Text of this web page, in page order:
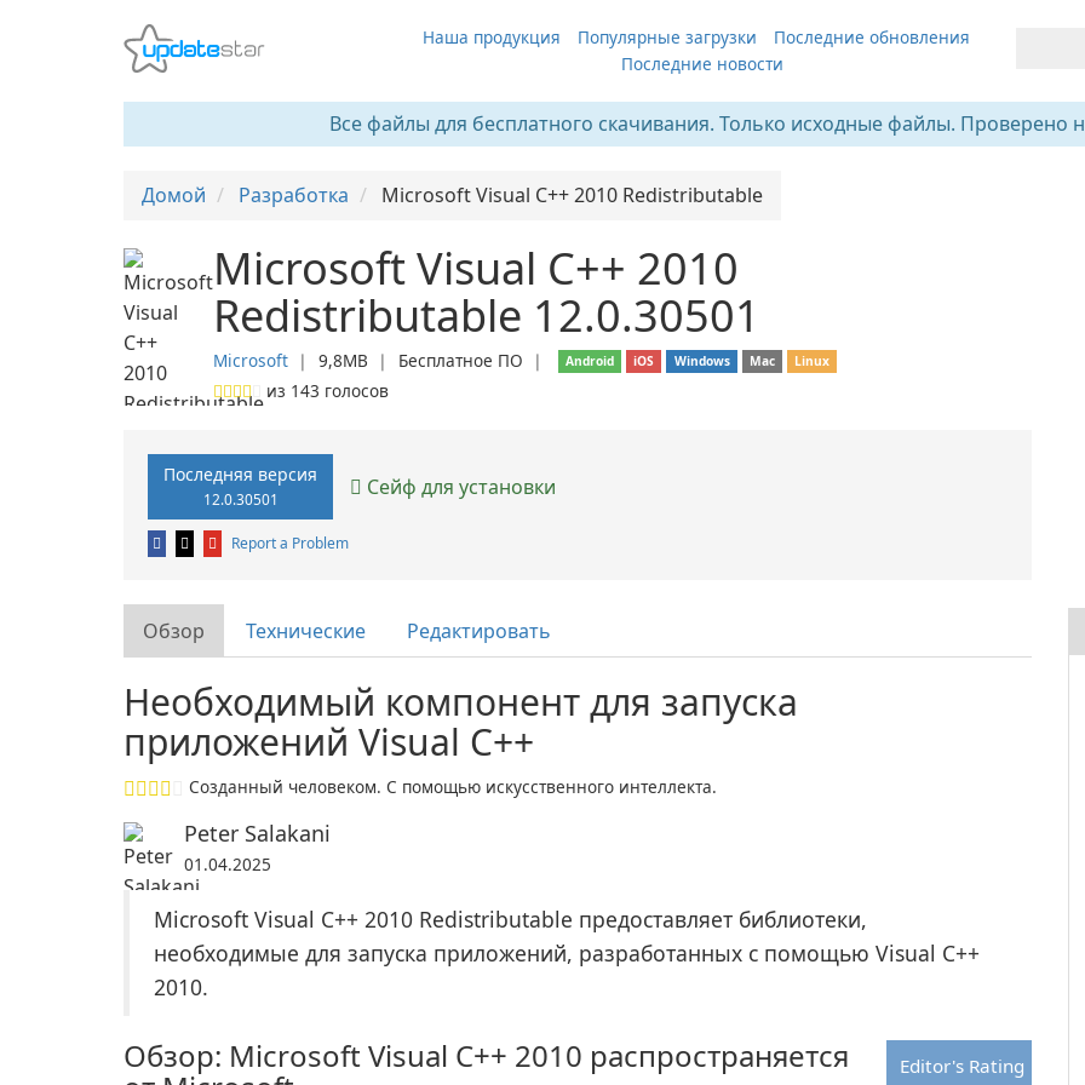
Наша продукция Популярные загрузки
Последние обновления
Последние новости
Все файлы для бесплатного скачивания. Только исходные файлы. Проверено
Домой Разработка Microsoft Visual C++ 2010 Redistributable
Microsoft Visual C++ 2010
Redistributable 12.0.30501
Microsoft ❘ 9,8MB ❘ Бесплатное ПО ❘ Android iOS Windows Mac Linux
из 143 голосов
Последняя версия
12.0.30501 Сейф для установки
Report a Problem
Обзор Технические Редактировать
Необходимый компонент для запуска
приложений Visual C++
Созданный человеком. С помощью искусственного интеллекта.
Peter Salakani
01.04.2025
Microsoft Visual C++ 2010 Redistributable предоставляет библиотеки,
необходимые для запуска приложений, разработанных с помощью Visual C++
2010.
Editor's Rating
Обзор: Microsoft Visual C++ 2010 распространяется